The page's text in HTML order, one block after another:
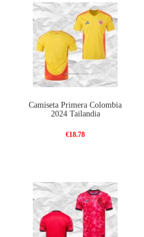
Camiseta Primera Colombia
2024 Tailandia
€18.78